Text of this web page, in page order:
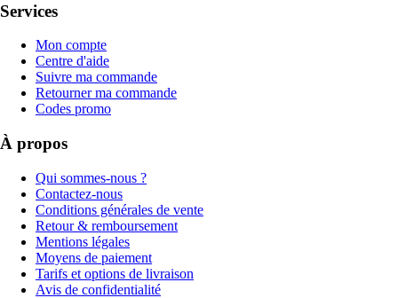
Services
Mon compte
Centre d'aide
Suivre ma commande
Retourner ma commande
Codes promo
À propos
Qui sommes-nous ?
Contactez-nous
Conditions générales de vente
Retour & remboursement
Mentions légales
Moyens de paiement
Tarifs et options de livraison
Avis de confidentialité